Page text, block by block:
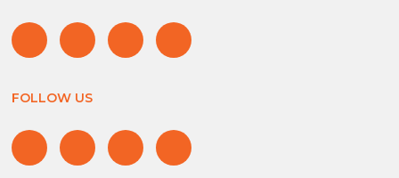
FOLLOW US